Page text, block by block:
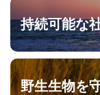
持続可能な
野生生物を